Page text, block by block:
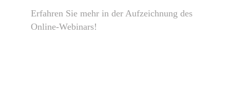
Erfahren Sie mehr in der Aufzeichnung des
Online-Webinars!